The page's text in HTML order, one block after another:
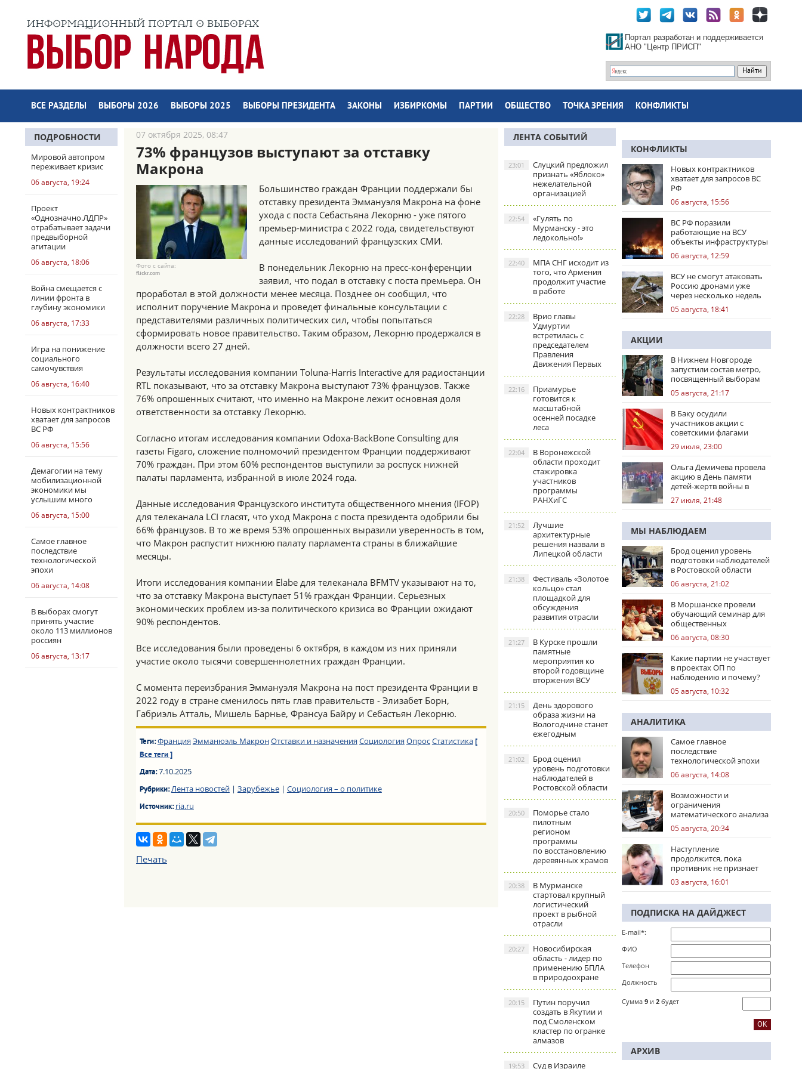
Портал разработан и поддерживается
АНО "Центр ПРИСП"
ВСЕ РАЗДЕЛЫ ВЫБОРЫ 2026 ВЫБОРЫ 2025 ВЫБОРЫ ПРЕЗИДЕНТА ЗАКОНЫ ИЗБИРКОМЫ ПАРТИИ ОБЩЕСТВО ТОЧКА ЗРЕНИЯ КОНФЛИКТЫ
ПОДРОБНОСТИ
Мировой автопром
переживает кризис
06 августа, 19:24
Проект
«Однозначно.ЛДПР»
отрабатывает задачи
предвыборной
агитации
06 августа, 18:06
Война смещается с
линии фронта в
глубину экономики
06 августа, 17:33
Игра на понижение
социального
самочувствия
06 августа, 16:40
Новых контрактников
хватает для запросов
ВС РФ
06 августа, 15:56
Демагогии на тему
мобилизационной
экономики мы
услышим много
06 августа, 15:00
Самое главное
последствие
технологической
эпохи
06 августа, 14:08
В выборах смогут
принять участие
около 113 миллионов
россиян
06 августа, 13:17
07 октября 2025, 08:47
73% французов выступают за отставку
Макрона
Фото с сайта:
flickr.com
Большинство граждан Франции поддержали бы
отставку президента Эммануэля Макрона на фоне
ухода с поста Себастьяна Лекорню - уже пятого
премьер-министра с 2022 года, свидетельствуют
данные исследований французских СМИ.
В понедельник Лекорню на пресс-конференции
заявил, что подал в отставку с поста премьера. Он
проработал в этой должности менее месяца. Позднее он сообщил, что
исполнит поручение Макрона и проведет финальные консультации с
представителями различных политических сил, чтобы попытаться
сформировать новое правительство. Таким образом, Лекорню продержался в
должности всего 27 дней.
Результаты исследования компании Toluna-Harris Interactive для радиостанции
RTL показывают, что за отставку Макрона выступают 73% французов. Также
76% опрошенных считают, что именно на Макроне лежит основная доля
ответственности за отставку Лекорню.
Согласно итогам исследования компании Odoxa-BackBone Consulting для
газеты Figaro, сложение полномочий президентом Франции поддерживают
70% граждан. При этом 60% респондентов выступили за роспуск нижней
палаты парламента, избранной в июле 2024 года.
Данные исследования Французского института общественного мнения (IFOP)
для телеканала LCI гласят, что уход Макрона с поста президента одобрили бы
66% французов. В то же время 53% опрошенных выразили уверенность в том,
что Макрон распустит нижнюю палату парламента страны в ближайшие
месяцы.
Итоги исследования компании Elabe для телеканала BFMTV указывают на то,
что за отставку Макрона выступает 51% граждан Франции. Серьезных
экономических проблем из-за политического кризиса во Франции ожидают
90% респондентов.
Все исследования были проведены 6 октября, в каждом из них приняли
участие около тысячи совершеннолетних граждан Франции.
С момента переизбрания Эммануэля Макрона на пост президента Франции в
2022 году в стране сменилось пять глав правительств - Элизабет Борн,
Габриэль Атталь, Мишель Барнье, Франсуа Байру и Себастьян Лекорню.
Теги:Франция Эмманюэль МакронОтставки и назначения Социология ОпросСтатистика [
Все теги ]
Дата:7.10.2025
Рубрики:Лента новостей| Зарубежье| Социология – о политике
Источник:ria.ru
Печать
ЛЕНТА СОБЫТИЙ
Слуцкий предложил
признать «Яблоко»
нежелательной
организацией
23:01
«Гулять по
Мурманску - это
ледокольно!»
22:54
МПА СНГ исходит из
того, что Армения
продолжит участие
в работе
22:40
Врио главы
Удмуртии
встретилась с
председателем
Правления
Движения Первых
22:28
Приамурье
готовится к
масштабной
осенней посадке
леса
22:16
В Воронежской
области проходит
стажировка
участников
программы
РАНХиГС
22:04
Лучшие
архитектурные
решения назвали в
Липецкой области
21:52
Фестиваль «Золотое
кольцо» стал
площадкой для
обсуждения
развития отрасли
21:38
В Курске прошли
памятные
мероприятия ко
второй годовщине
вторжения ВСУ
21:27
День здорового
образа жизни на
Вологодчине станет
ежегодным
21:15
Брод оценил
уровень подготовки
наблюдателей в
Ростовской области
21:02
Поморье стало
пилотным
регионом
программы
по восстановлению
деревянных храмов
20:50
В Мурманске
стартовал крупный
логистический
проект в рыбной
отрасли
20:38
Новосибирская
область - лидер по
применению БПЛА
в природоохране
20:27
Путин поручил
создать в Якутии и
под Смоленском
кластер по огранке
алмазов
20:15
Суд в Израиле
19:53
КОНФЛИКТЫ
Новых контрактников
хватает для запросов ВС
РФ
06 августа, 15:56
ВС РФ поразили
работающие на ВСУ
объекты инфраструктуры
и центры логистики
06 августа, 12:59
ВСУ не смогут атаковать
Россию дронами уже
через несколько недель
05 августа, 18:41
АКЦИИ
В Нижнем Новгороде
запустили состав метро,
посвященный выборам
05 августа, 21:17
В Баку осудили
участников акции с
советскими флагами
29 июля, 23:00
Ольга Демичева провела
акцию в День памяти
детей-жертв войны в
Донбассе
27 июля, 21:48
МЫ НАБЛЮДАЕМ
Брод оценил уровень
подготовки наблюдателей
в Ростовской области
06 августа, 21:02
В Моршанске провели
обучающий семинар для
общественных
наблюдателей
06 августа, 08:30
Какие партии не участвует
в проектах ОП по
наблюдению и почему?
05 августа, 10:32
АНАЛИТИКА
Самое главное
последствие
технологической эпохи
06 августа, 14:08
Возможности и
ограничения
математического анализа
избирательных кампаний
05 августа, 20:34
Наступление
продолжится, пока
противник не признает
стратегическое
поражение
03 августа, 16:01
ПОДПИСКА НА ДАЙДЖЕСТ
E-mail*:
ФИО
Телефон
Должность
Сумма 9 и 2 будет
АРХИВ